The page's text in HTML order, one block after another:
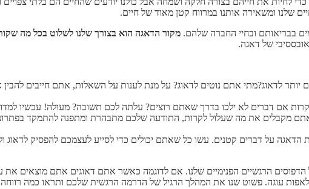
שלנו ומשאירה אותנו במרווח קטן מאוד של חיים.
בבריאותם ובחיי החברה שלהם. מקור הדאגה הוא בצורך שלנו לשלוט בכל מה
של דאגה.
לדאוג?מתי אתם נוטים לדאוג? על מנת לענות על השאלות, אתם חייבים
אם דברים לא ילכו בדרך שאתם רוצים? עלתה לכם תשובה? מעולה! עכשיו
מקבלים את מה שעלול לקרות, התודעה שלכם מתבהרת ומתפנה להתמקד
על דברים קטנים. עשו כל שאתם יכולים כדי לסייע לעצמכם להפסיק לדאוג
הרגשיים הפנימיים שלנו. אם לדוגמה כאשר אתם דאוגים אתם מוצאים את
לאפות עוגה. פשוט שנו את המהלך הרגיל של הדרמה הרגשית שלכם ותראו כמה